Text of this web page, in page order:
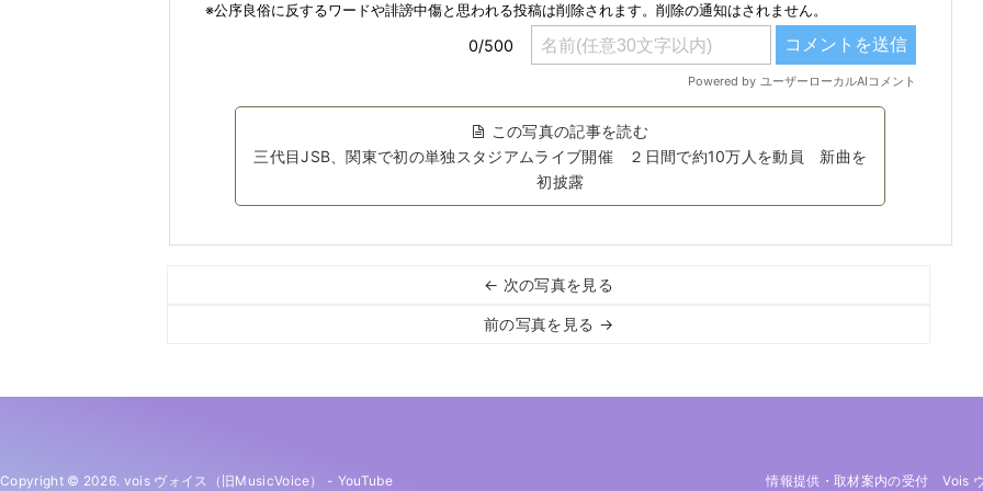
この写真の記事を読む
三代目JSB、関東で初の単独スタジアムライブ開催 ２日間で約10万人を動員 新曲を
初披露
← 次の写真を見る
前の写真を見る →
Copyright © 2026. vois ヴォイス（旧MusicVoice） - YouTube 情報提供・取材案内の受付 Vois